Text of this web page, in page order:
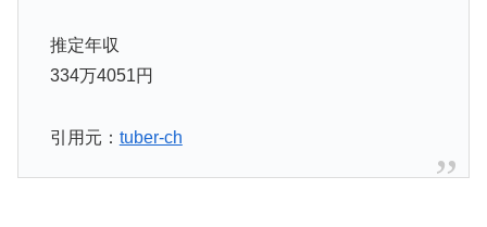
推定年収
334万4051円
引用元： tuber-ch